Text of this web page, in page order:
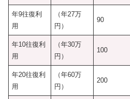
年9往復利
用
（年27万
円）
90
年10往復利
用
（年30万
円）
100
年20往復利
用
（年60万
円）
200